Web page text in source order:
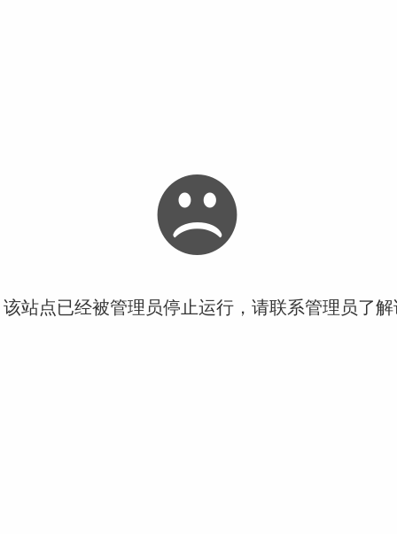
站点已经被管理员停止运行，请联系管理员了